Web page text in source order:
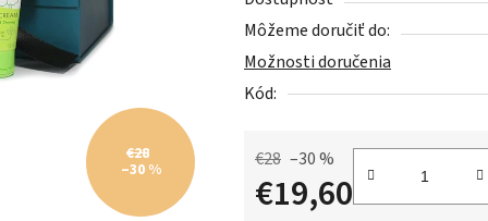
z
5
hviezdičiek.
Môžeme doručiť do:
Možnosti doručenia
Kód:
€28 –30 %
€19,60
€28
–30 %